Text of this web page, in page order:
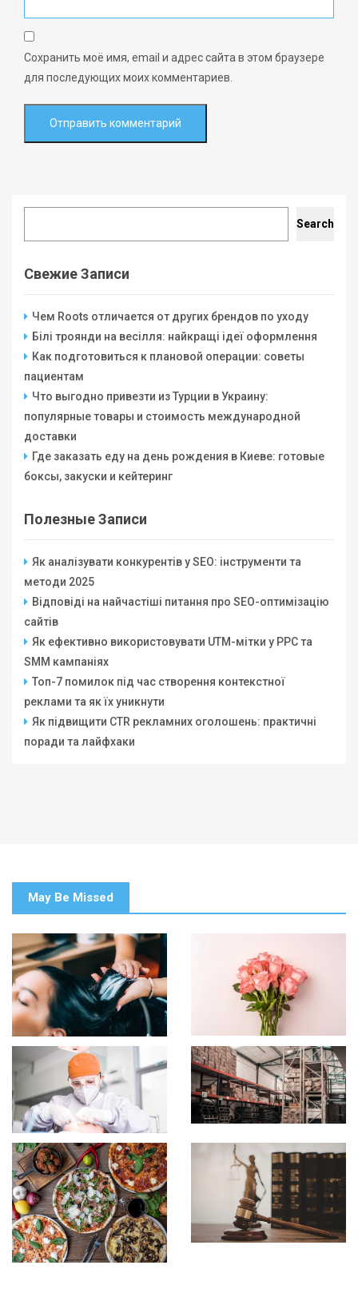
Сохранить моё имя, email и адрес сайта в этом браузере
для последующих моих комментариев.
Search
Свежие Записи
Чем Roots отличается от других брендов по уходу
Білі троянди на весілля: найкращі ідеї оформлення
Как подготовиться к плановой операции: советы
пациентам
Что выгодно привезти из Турции в Украину:
популярные товары и стоимость международной
доставки
Где заказать еду на день рождения в Киеве: готовые
боксы, закуски и кейтеринг
Полезные Записи
Як аналізувати конкурентів у SEO: інструменти та
методи 2025
Відповіді на найчастіші питання про SEO-оптимізацію
сайтів
Як ефективно використовувати UTM-мітки у PPC та
SMM кампаніях
Топ-7 помилок під час створення контекстної
реклами та як їх уникнути
Як підвищити CTR рекламних оголошень: практичні
поради та лайфхаки
May Be Missed